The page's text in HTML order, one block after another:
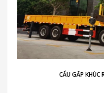
CẨU GẤP KHÚC